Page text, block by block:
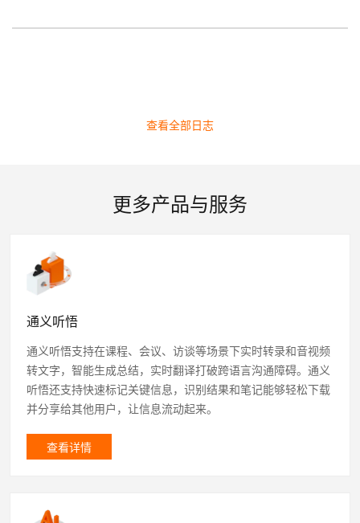
查看全部日志
更多产品与服务
通义听悟
通义听悟支持在课程、会议、访谈等场景下实时转录和音视频
转文字，智能生成总结，实时翻译打破跨语言沟通障碍。通义
听悟还支持快速标记关键信息，识别结果和笔记能够轻松下载
并分享给其他用户，让信息流动起来。
查看详情